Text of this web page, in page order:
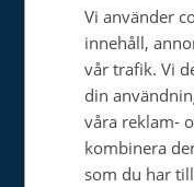
Cancerstiftelsen
och finansierar
förebyggandet
insjuknade och
Vi använder
innehåll,
vår trafik. Vi
din
våra reklam-
kombinera
som du har